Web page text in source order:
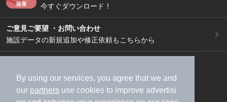
By using our services, you agree that we and
our partners use cookies to improve advertisi
今すぐダウンロード！
ご意見ご要望 ・お問い合わせ
施設データの新規追加や修正依頼もこちらから
加盟店募集（資料請求）
広告出稿のご案内
利用規約
ライフスタイルMEMBERS+規約